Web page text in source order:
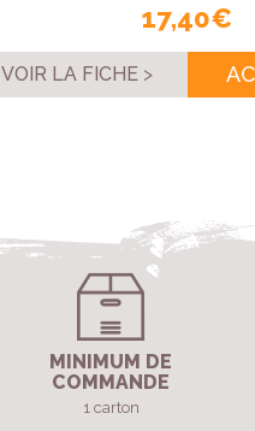
17,40 €
VOIR LA FICHE
MINIMUM DE
COMMANDE
1 carton